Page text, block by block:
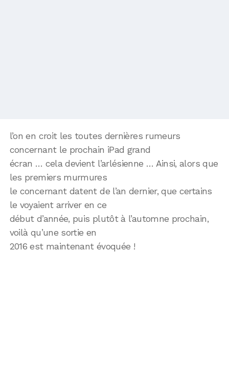
l’on en croit les toutes dernières rumeurs
concernant le prochain iPad grand
écran … cela devient l’arlésienne … Ainsi, alors que
les premiers murmures
le concernant datent de l’an dernier, que certains
le voyaient arriver en ce
début d’année, puis plutôt à l’automne prochain,
voilà qu’une sortie en
2016 est maintenant évoquée !